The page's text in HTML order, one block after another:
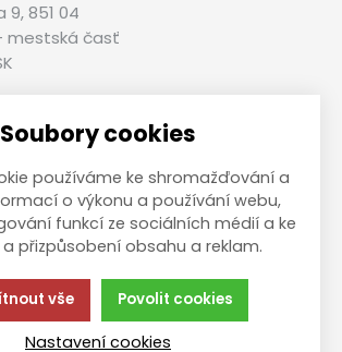
9, 851 04
mestská časť
súbory cookies.
Zásady ochrany
Serviceapply.
Soubory cookies
používáme ke shromažďování a
o výkonu a používání webu,
funkcí ze sociálních médií a ke
a přizpůsobení obsahu a reklam.
vše Povolit cookies
Nastavení cookies